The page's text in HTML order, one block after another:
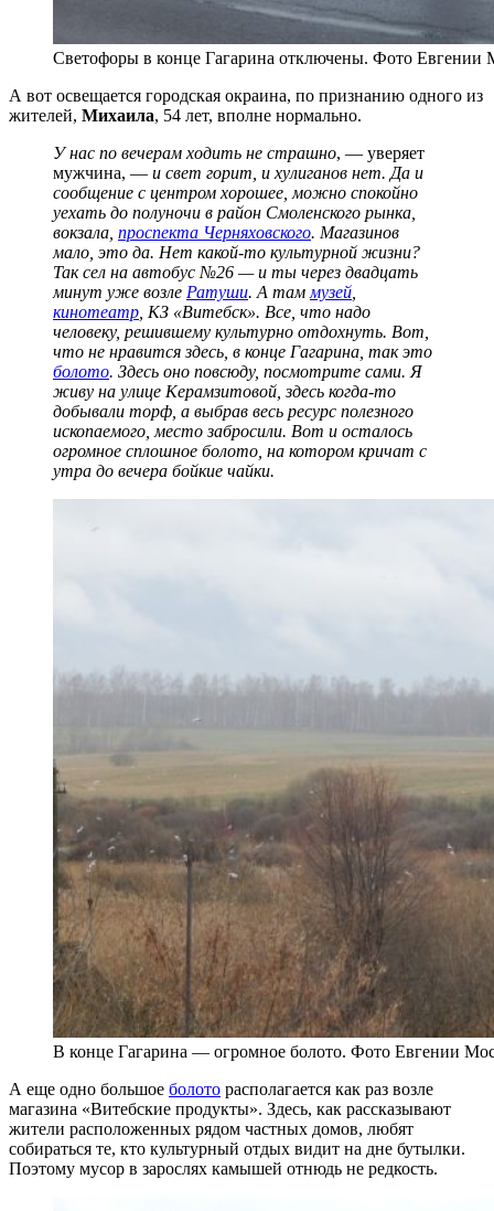
Светофоры в конце Гагарина отключены. Фото Евгении
А вот освещается городская окраина, по признанию одного из
жителей, Михаила, 54 лет, вполне нормально.
У нас по вечерам ходить не страшно, — уверяет
мужчина, — и свет горит, и хулиганов нет. Да и
сообщение с центром хорошее, можно спокойно
уехать до полуночи в район Смоленского рынка,
вокзала, проспекта Черняховского. Магазинов
мало, это да. Нет какой-то культурной жизни?
Так сел на автобус №26 — и ты через двадцать
минут уже возле Ратуши. А там музей
кинотеатр , КЗ «Витебск». Все, что надо
человеку, решившему культурно отдохнуть. Вот,
что не нравится здесь, в конце Гагарина, так это
болото. Здесь оно повсюду, посмотрите сами. Я
живу на улице Керамзитовой, здесь когда-то
добывали торф, а выбрав весь ресурс полезного
ископаемого, место забросили. Вот и осталось
огромное сплошное болото, на котором кричат с
утра до вечера бойкие чайки.
В конце Гагарина — огромное болото. Фото Евгении
А еще одно большое болото располагается как раз возле
магазина «Витебские продукты». Здесь, как рассказывают
жители расположенных рядом частных домов, любят
собираться те, кто культурный отдых видит на дне бутылки.
Поэтому мусор в зарослях камышей отнюдь не редкость.